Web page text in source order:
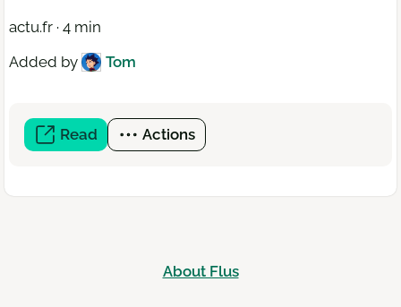
actu.fr · 4 min
Added by
Tom
Read (open
a
window)
Actions
About Flus